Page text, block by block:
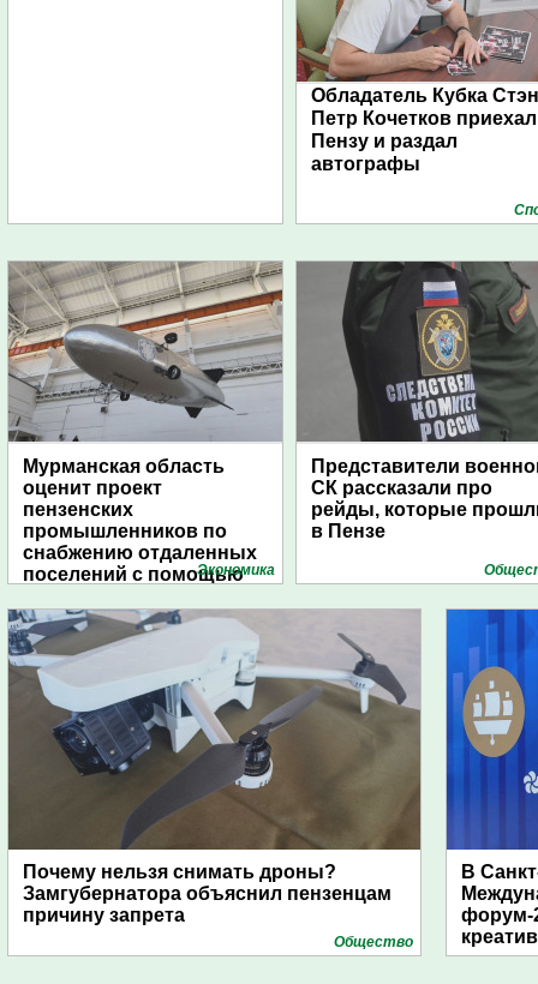
Обладатель Кубка
Петр Кочетков
Пензу и раздал
автографы
Мурманская область
оценит проект
пензенских
промышленников по
снабжению отдаленных
поселений с помощью
Экономика
Представители
СК рассказали про
рейды, которые
в Пензе
Почему нельзя снимать дроны?
Замгубернатора объяснил пензенцам
причину запрета
Общество
В
форум-